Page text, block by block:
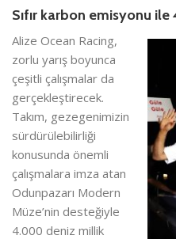
Sıfır karbon emisyonu
Alize Ocean Racing,
zorlu yarış boyunca
çeşitli çalışmalar da
gerçekleştirecek.
Takım, gezegenimizin
sürdürülebilirliği
konusunda önemli
çalışmalara imza atan
Odunpazarı Modern
Müze’nin desteğiyle
4.000 deniz millik